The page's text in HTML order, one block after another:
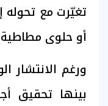
تغيّرت مع
أو حلوى
ورغم الانتشار
بينها تحقيق